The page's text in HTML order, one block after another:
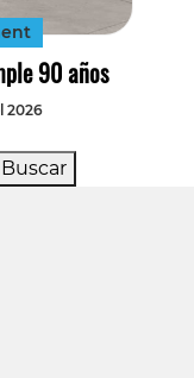
90 años
2026
Buscar